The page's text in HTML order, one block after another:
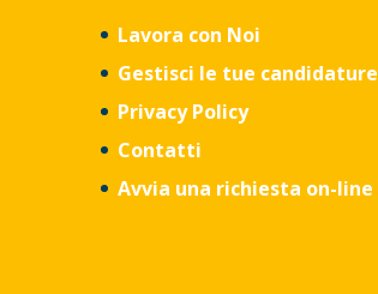
Lavora con Noi
Gestisci le tue candidature
Privacy Policy
Contatti
Avvia una richiesta on-line